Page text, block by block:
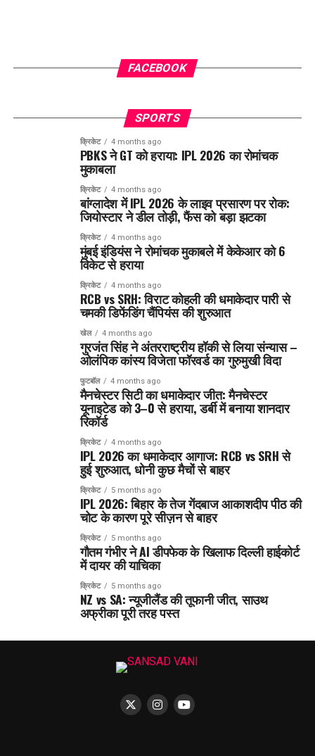
FACEBOOK
SPORTS
क्रिकेट 4 months ago
PBKS ने GT को हराया: IPL 2026 का रोमांचक
मुकाबला
क्रिकेट 4 months ago
बांग्लादेश में IPL 2026 के लाइव प्रसारण पर रोक:
जियोस्टार ने डील तोड़ी, फैंस को बड़ा झटका
क्रिकेट 4 months ago
मुंबई इंडियंस ने रोमांचक मुकाबले में केकेआर को 6
विकेट से हराया
क्रिकेट 4 months ago
RCB vs SRH: विराट कोहली की धमाकेदार पारी से
चमकी डिफेंडिंग चैंपियंस की शुरुआत
खेल 4 months ago
गुरजंत सिंह ने अंतरराष्ट्रीय हॉकी से लिया संन्यास –
ओलंपिक कांस्य विजेता फॉरवर्ड का गुरुमुखी विदा
फुटबॉल 4 months ago
मैनचेस्टर सिटी का धमाकेदार जीत: मैनचेस्टर
यूनाइटेड को 3–0 से हराया, डर्बी में बनाया शानदार
रिकॉर्ड
क्रिकेट 4 months ago
IPL 2026 का धमाकेदार आगाज: RCB vs SRH से
हुई शुरुआत, धोनी कुछ मैचों से बाहर
क्रिकेट 5 months ago
IPL 2026: बिहार के तेज गेंदबाज आकाशदीप पीठ की
चोट के कारण पूरे सीज़न से बाहर
क्रिकेट 5 months ago
गौतम गंभीर ने AI डीपफेक के खिलाफ दिल्ली हाईकोर्ट
में दायर की याचिका
क्रिकेट 5 months ago
NZ vs SA: न्यूजीलैंड की तूफानी जीत, साउथ
अफ्रीका पूरी तरह पस्त